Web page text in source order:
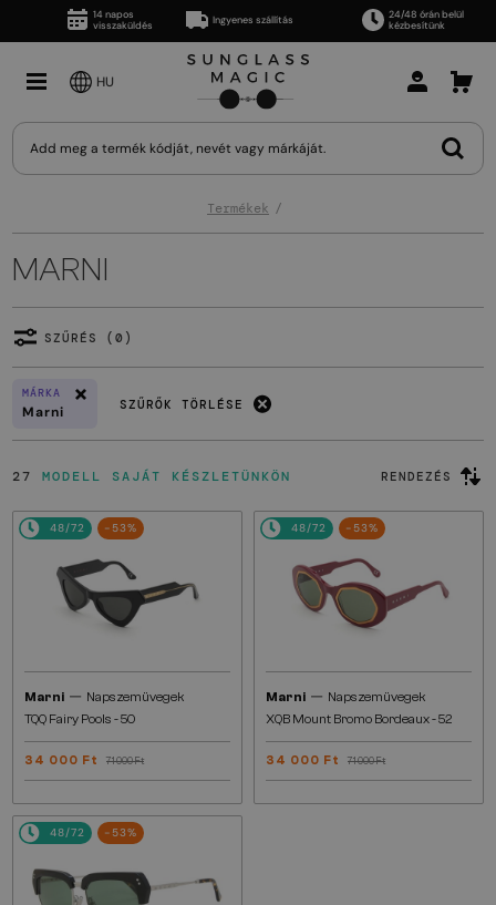
14 napos
visszaküldés
Ingyenes szállítás
24/48 órán belül
kézbesítünk
HU
Termékek
MARNI
SZŰRÉS (0)
MÁRKA
Marni SZŰRŐK TÖRLÉSE
27 MODELL SAJÁT KÉSZLETÜNKÖN RENDEZÉS
48/72 -53%
Marni — Napszemüvegek
TQQ Fairy Pools - 50
34 000 Ft 71 000 Ft
48/72 -53%
Marni — Napszemüvegek
XQB Mount Bromo Bordeaux - 52
34 000 Ft 71 000 Ft
48/72 -53%